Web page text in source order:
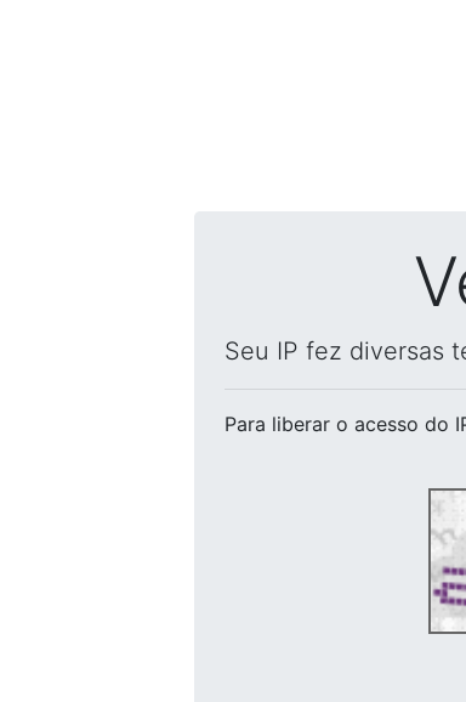
Seu IP fez diversas
Para liberar o acesso do